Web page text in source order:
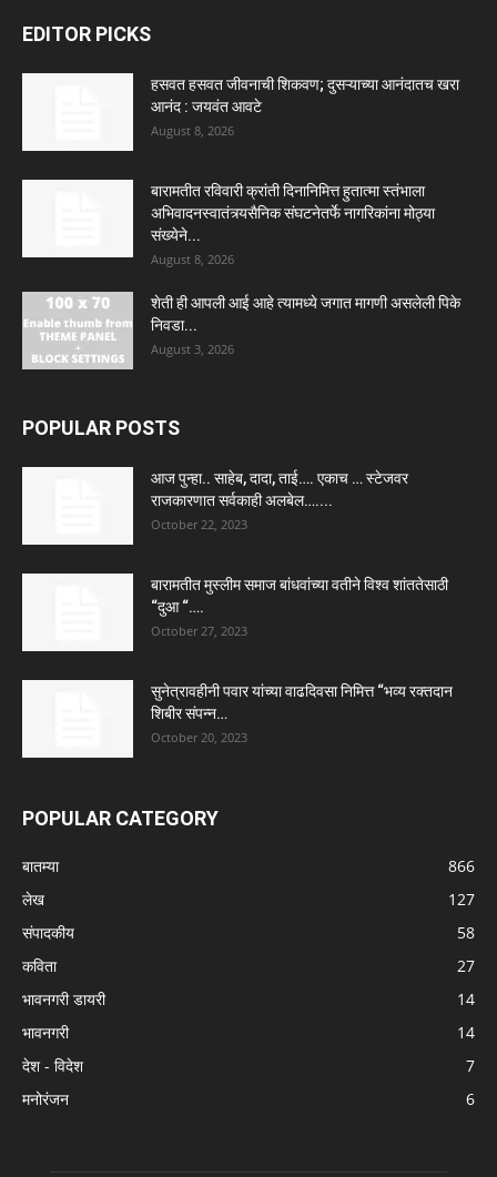
EDITOR PICKS
हसवत हसवत जीवनाची शिकवण; दुसऱ्याच्या आनंदातच खरा
आनंद : जयवंत आवटे
August 8, 2026
बारामतीत रविवारी क्रांती दिनानिमित्त हुतात्मा स्तंभाला
अभिवादनस्वातंत्र्यसैनिक संघटनेतर्फे नागरिकांना मोठ्या
संख्येने...
August 8, 2026
शेती ही आपली आई आहे त्यामध्ये जगात मागणी असलेली पिके
निवडा...
August 3, 2026
POPULAR POSTS
आज पुन्हा.. साहेब, दादा, ताई…. एकाच … स्टेजवर
राजकारणात सर्वकाही अलबेल…....
October 22, 2023
बारामतीत मुस्लीम समाज बांधवांच्या वतीने विश्व शांततेसाठी
“दुआ “….
October 27, 2023
सुनेत्रावहीनी पवार यांच्या वाढदिवसा निमित्त “भव्य रक्तदान
शिबीर संपन्न…
October 20, 2023
POPULAR CATEGORY
बातम्या
866
लेख
127
संपादकीय
58
कविता
27
भावनगरी डायरी
14
भावनगरी
14
देश - विदेश
7
मनोरंजन
6